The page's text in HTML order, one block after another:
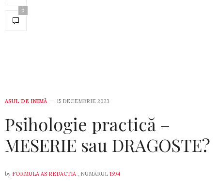
0
ASUL DE INIMĂ 15 DECEMBRIE 2023
Psihologie practică –
MESERIE sau DRAGOSTE?
by FORMULA AS REDACȚIA , NUMĂRUL 1594